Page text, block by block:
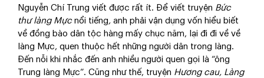
Nguyễn Chí Trung viết được rất ít. Để viết truyện Bức
thư làng Mực nổi tiếng, anh phải vận dụng vốn hiểu biết
về đồng bào dân tộc hàng mấy chục năm, lại đi đi về về
làng Mực, quen thuộc hết những người dân trong làng.
Đến nỗi khi nhắc đến anh nhiều người quen gọi là “ông
Trung làng Mực”. Cũng như thế, truyện Hương cau, Làng